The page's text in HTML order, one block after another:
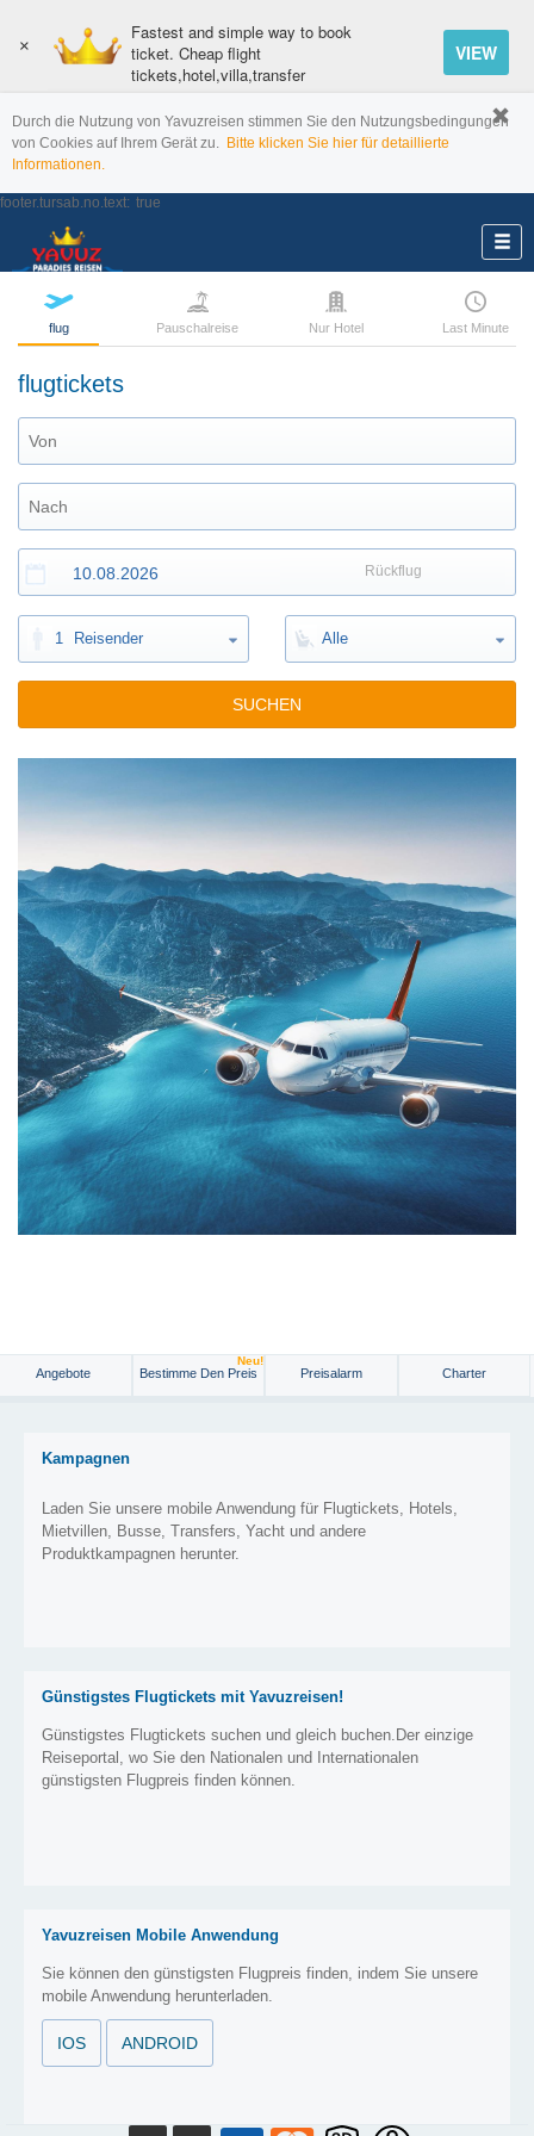
×
Fastest and simple way to book
ticket. Cheap flight
tickets,hotel,villa,transfer
VIEW
Durch die Nutzung von Yavuzreisen stimmen Sie den Nutzungsbedingungen
von Cookies auf Ihrem Gerät zu. Bitte klicken Sie hier für detaillierte
Informationen.
footer.tursab.no.text: true
flug Pauschalreise Nur Hotel Last Minute
flugtickets
Rückflug
1 Reisender Alle
SUCHEN
Angebote Bestimme Den Preis
Neu!
Preisalarm Charter
Kampagnen
Laden Sie unsere mobile Anwendung für Flugtickets, Hotels,
Mietvillen, Busse, Transfers, Yacht und andere
Produktkampagnen herunter.
Günstigstes Flugtickets mit Yavuzreisen!
Günstigstes Flugtickets suchen und gleich buchen.Der einzige
Reiseportal, wo Sie den Nationalen und Internationalen
günstigsten Flugpreis finden können.
Yavuzreisen Mobile Anwendung
Sie können den günstigsten Flugpreis finden, indem Sie unsere
mobile Anwendung herunterladen.
IOS ANDROID